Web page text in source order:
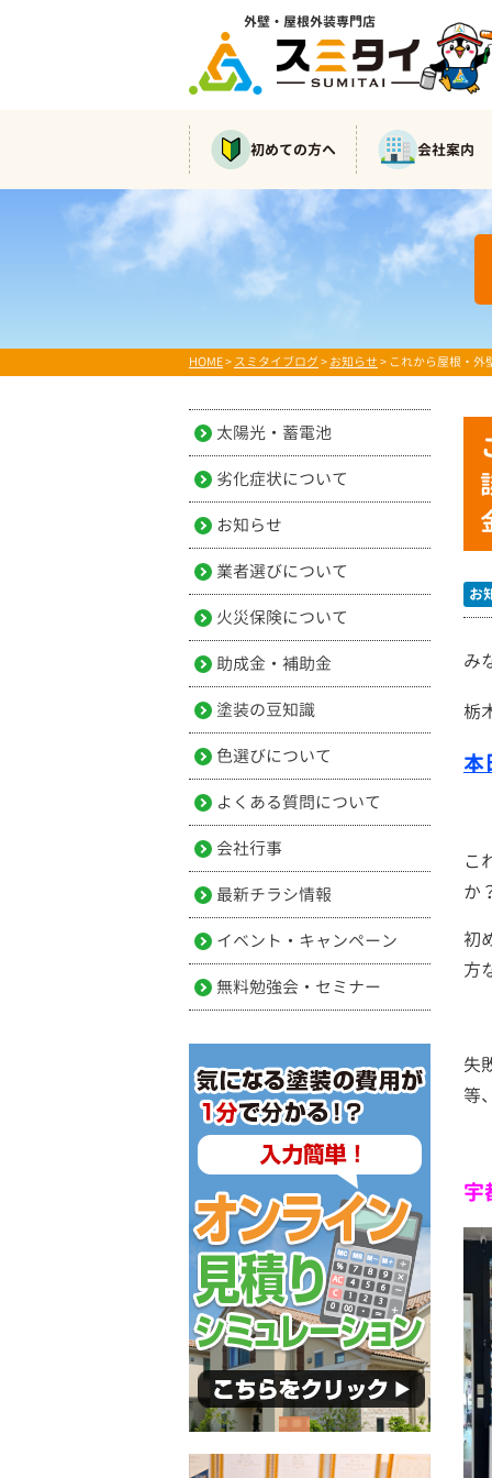
外壁・屋根外装専門店
初めての方へ 会社案内
HOME>スミタイブログ>お知らせ> これから屋根・
お
み
栃
本
こ
か
初
方
失
等
宇
太陽光・蓄電池
劣化症状について
お知らせ
業者選びについて
火災保険について
助成金・補助金
塗装の豆知識
色選びについて
よくある質問について
会社行事
最新チラシ情報
イベント・キャンペーン
無料勉強会・セミナー